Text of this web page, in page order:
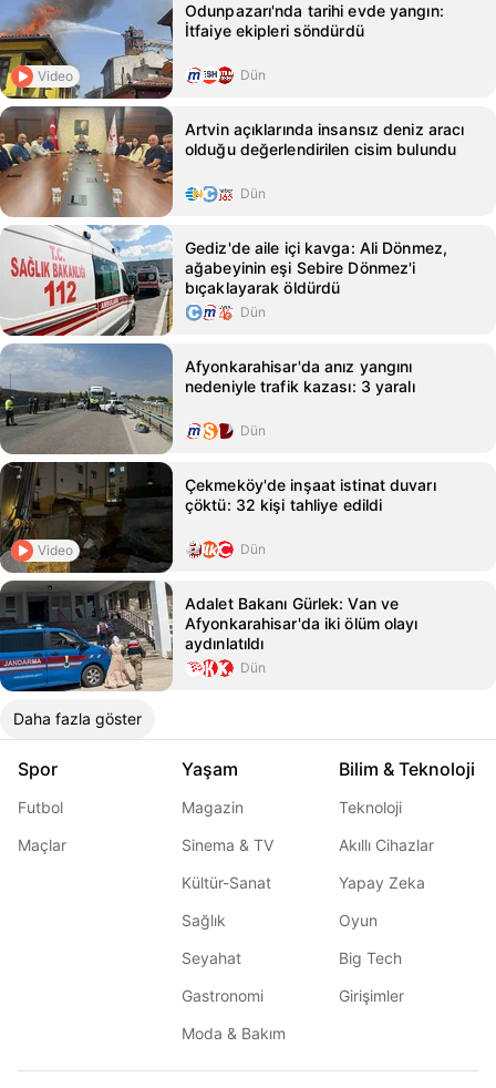
Video
Odunpazarı'nda tarihi evde yangın:
İtfaiye ekipleri söndürdü
Dün
Artvin açıklarında insansız deniz aracı
olduğu değerlendirilen cisim bulundu
Dün
Gediz'de aile içi kavga: Ali Dönmez,
ağabeyinin eşi Sebire Dönmez'i
bıçaklayarak öldürdü
Dün
Afyonkarahisar'da anız yangını
nedeniyle trafik kazası: 3 yaralı
Dün
Video
Çekmeköy'de inşaat istinat duvarı
çöktü: 32 kişi tahliye edildi
Dün
Adalet Bakanı Gürlek: Van ve
Afyonkarahisar'da iki ölüm olayı
aydınlatıldı
Dün
Daha fazla göster
Spor
Futbol
Maçlar
Yaşam
Magazin
Sinema & TV
Kültür-Sanat
Sağlık
Seyahat
Gastronomi
Moda & Bakım
Bilim & Teknoloji
Teknoloji
Akıllı Cihazlar
Yapay Zeka
Oyun
Big Tech
Girişimler